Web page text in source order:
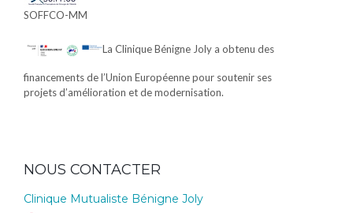
SOFFCO-MM
La Clinique Bénigne Joly a obtenu des
financements de l’Union Européenne pour soutenir ses
projets d’amélioration et de modernisation.
NOUS CONTACTER
Clinique Mutualiste Bénigne Joly